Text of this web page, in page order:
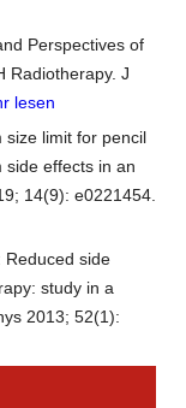
Perspectives of
Radiotherapy. J
lesen
size limit for pencil
side effects in an
14(9): e0221454.
Reduced side
study in a
2013; 52(1):